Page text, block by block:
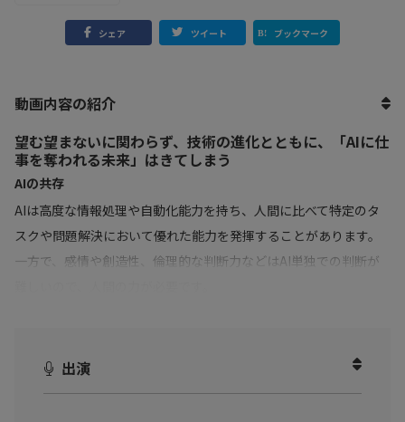
シェア ツイート ブックマーク
動画内容の紹介
望む望まないに関わらず、技術の進化とともに、「AIに仕
事を奪われる未来」はきてしまう
AIの共存
AIは高度な情報処理や自動化能力を持ち、人間に比べて特定のタ
スクや問題解決において優れた能力を発揮することがあります。
一方で、感情や創造性、倫理的な判断力などはAI単独での判断が
そこで重要となるのが、
②人間にしかでき
ない仕事（役割）を知ることです。
出演